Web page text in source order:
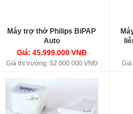
Máy trợ thở Philips BiPAP
Auto
Giá: 45.999.000 VNĐ
Giá thị trường: 52.000.000 VNĐ